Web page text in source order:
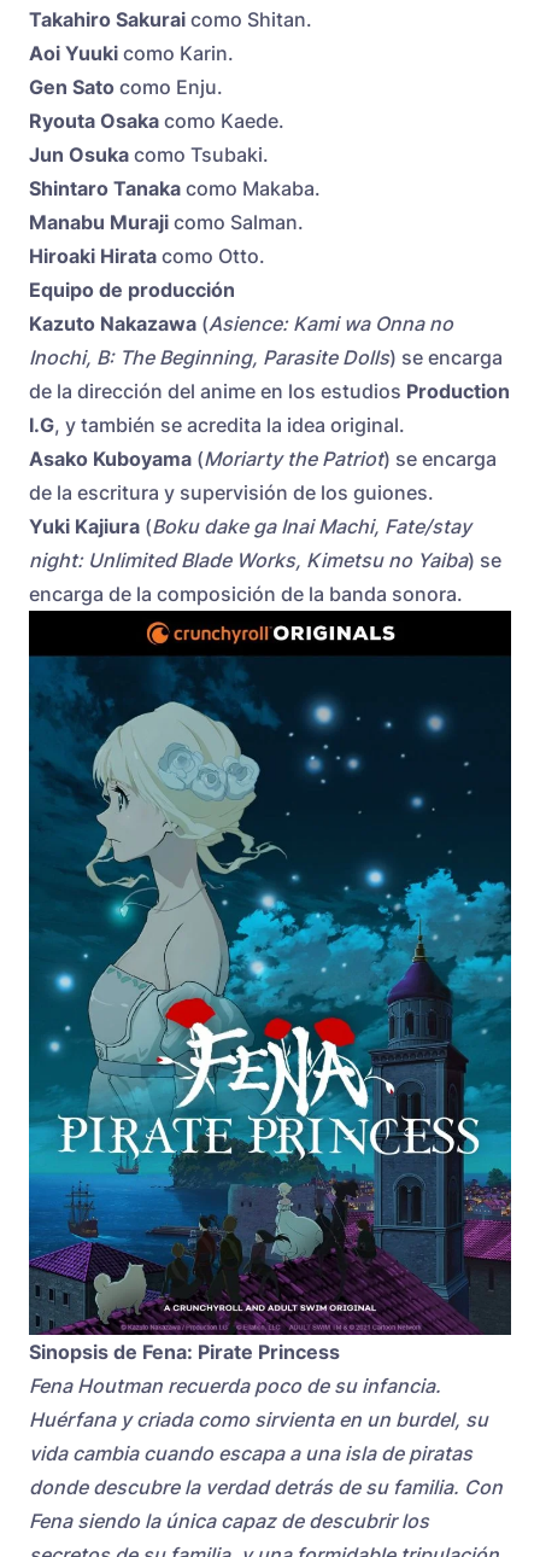
Takahiro Sakurai como Shitan.
Aoi Yuuki como Karin.
Gen Sato como Enju.
Ryouta Osaka como Kaede.
Jun Osuka como Tsubaki.
Shintaro Tanaka como Makaba.
Manabu Muraji como Salman.
Hiroaki Hirata como Otto.
Equipo de producción
Kazuto Nakazawa (Asience: Kami wa Onna no
Inochi, B: The Beginning, Parasite Dolls) se encarga
de la dirección del anime en los estudios Production
I.G, y también se acredita la idea original.
Asako Kuboyama (Moriarty the Patriot) se encarga
de la escritura y supervisión de los guiones.
Yuki Kajiura (Boku dake ga Inai Machi, Fate/stay
night: Unlimited Blade Works, Kimetsu no Yaiba) se
encarga de la composición de la banda sonora.
Sinopsis de Fena: Pirate Princess
Fena Houtman recuerda poco de su infancia.
Huérfana y criada como sirvienta en un burdel, su
vida cambia cuando escapa a una isla de piratas
donde descubre la verdad detrás de su familia. Con
Fena siendo la única capaz de descubrir los